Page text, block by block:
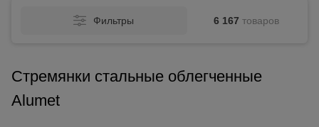
Фильтры 6 167 товаров
Стремянки стальные облегченные
Alumet